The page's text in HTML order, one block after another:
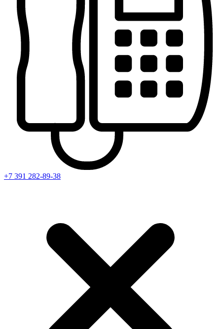
+7 391 282-89-38